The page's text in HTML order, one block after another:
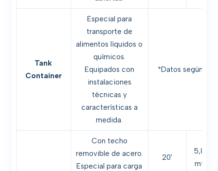
Tank
Container
Especial para
transporte de
alimentos líquidos o
químicos.
Equipados con
instalaciones
técnicas y
características a
medida.
*Datos según
Con techo
removible de acero.
Especial para carga
20'
5,89
mts.